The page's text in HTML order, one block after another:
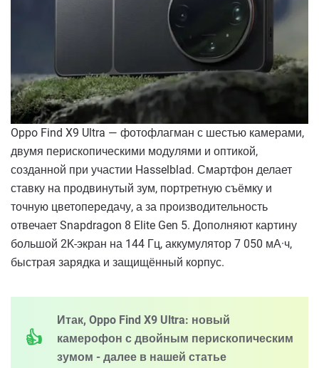
Oppo Find X9 Ultra — фотофлагман с шестью камерами,
двумя перископическими модулями и оптикой,
созданной при участии Hasselblad. Смартфон делает
ставку на продвинутый зум, портретную съёмку и
точную цветопередачу, а за производительность
отвечает Snapdragon 8 Elite Gen 5. Дополняют картину
большой 2K-экран на 144 Гц, аккумулятор 7 050 мА·ч,
быстрая зарядка и защищённый корпус.
Итак, Oppo Find X9 Ultra: новый
камерофон с двойным перископическим
зумом - далее в нашей статье